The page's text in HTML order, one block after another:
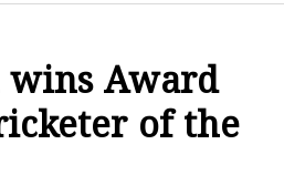
Award
of the